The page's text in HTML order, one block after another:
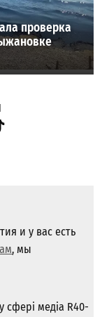
проверка
и у вас есть
, мы
сфері медіа R40-